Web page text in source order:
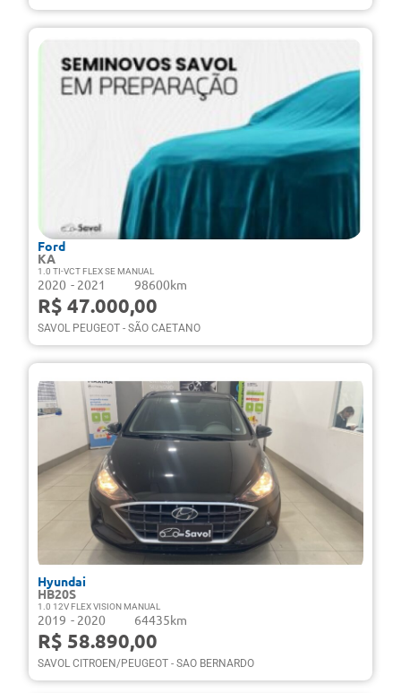
Ford
KA
1.0 TI-VCT FLEX SE MANUAL
2020 - 2021 98600km
R$ 47.000,00
SAVOL PEUGEOT - SÃO CAETANO
Hyundai
HB20S
1.0 12V FLEX VISION MANUAL
2019 - 2020 64435km
R$ 58.890,00
SAVOL CITROEN/PEUGEOT - SAO BERNARDO